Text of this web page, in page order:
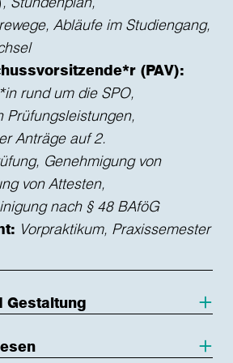
Abläufe im Studiengang,
(PAV):
rund um die SPO,
Prüfungsleistungen,
Anträge auf 2.
Genehmigung von
von Attesten,
nach § 48 BAföG
Vorpraktikum, Praxissemester
Gestaltung